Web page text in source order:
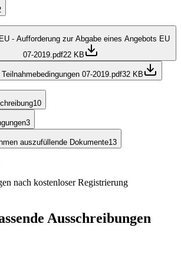
- Aufforderung zur Abgabe eines Angebots EU
07-2019.pdf22 KB
07-2019.pdf32 KB
10
3
auszufüllende Dokumente13
nach kostenloser Registrierung
Ausschreibungen